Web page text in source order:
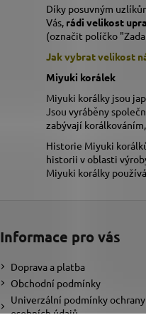
Díky posuvným
Vás, rádi velikost
(označit políčko
Jak vybrat velikost
Miyuki korálek
Miyuki korálky jsou
Jsou vyráběny
zabývají
Historie Miyuki
historii v oblasti
Miyuki korálky
Informace pro vás
Doprava a platba
Obchodní podmínky
Univerzální podmínky ochrany